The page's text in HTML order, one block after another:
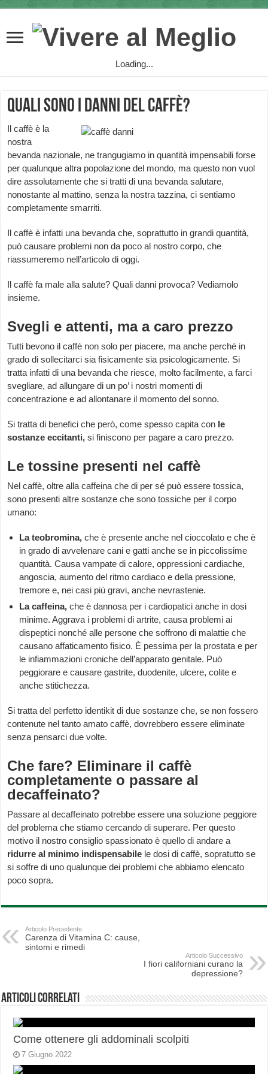
Loading...
Quali sono i danni del caffè?
Il caffè è la
nostra
bevanda nazionale, ne trangugiamo in quantità impensabili forse
per qualunque altra popolazione del mondo, ma questo non vuol
dire assolutamente che si tratti di una bevanda salutare,
nonostante al mattino, senza la nostra tazzina, ci sentiamo
completamente smarriti.
Il caffè è infatti una bevanda che, soprattutto in grandi quantità,
può causare problemi non da poco al nostro corpo, che
riassumeremo nell’articolo di oggi.
Il caffè fa male alla salute? Quali danni provoca? Vediamolo
insieme.
Svegli e attenti, ma a caro prezzo
Tutti bevono il caffè non solo per piacere, ma anche perché in
grado di sollecitarci sia fisicamente sia psicologicamente. Si
tratta infatti di una bevanda che riesce, molto facilmente, a farci
svegliare, ad allungare di un po’ i nostri momenti di
concentrazione e ad allontanare il momento del sonno.
Si tratta di benefici che però, come spesso capita con le
sostanze eccitanti, si finiscono per pagare a caro prezzo.
Le tossine presenti nel caffè
Nel caffè, oltre alla caffeina che di per sé può essere tossica,
sono presenti altre sostanze che sono tossiche per il corpo
umano:
La teobromina, che è presente anche nel cioccolato e che è
in grado di avvelenare cani e gatti anche se in piccolissime
quantità. Causa vampate di calore, oppressioni cardiache,
angoscia, aumento del ritmo cardiaco e della pressione,
tremore e, nei casi più gravi, anche nevrastenie.
La caffeina, che è dannosa per i cardiopatici anche in dosi
minime. Aggrava i problemi di artrite, causa problemi ai
dispeptici nonché alle persone che soffrono di malattie che
causano affaticamento fisico. È pessima per la prostata e per
le infiammazioni croniche dell’apparato genitale. Può
peggiorare e causare gastrite, duodenite, ulcere, colite e
anche stitichezza.
Si tratta del perfetto identikit di due sostanze che, se non fossero
contenute nel tanto amato caffè, dovrebbero essere eliminate
senza pensarci due volte.
Che fare? Eliminare il caffè
completamente o passare al
decaffeinato?
Passare al decaffeinato potrebbe essere una soluzione peggiore
del problema che stiamo cercando di superare. Per questo
motivo il nostro consiglio spassionato è quello di andare a
ridurre al minimo indispensabile le dosi di caffè, sopratutto se
si soffre di uno qualunque dei problemi che abbiamo elencato
poco sopra.
Articolo Precedente
Carenza di Vitamina C: cause,
sintomi e rimedi
Articolo Successivo
I fiori californiani curano la
depressione?
Articoli correlati
Come ottenere gli addominali scolpiti
7 Giugno 2022